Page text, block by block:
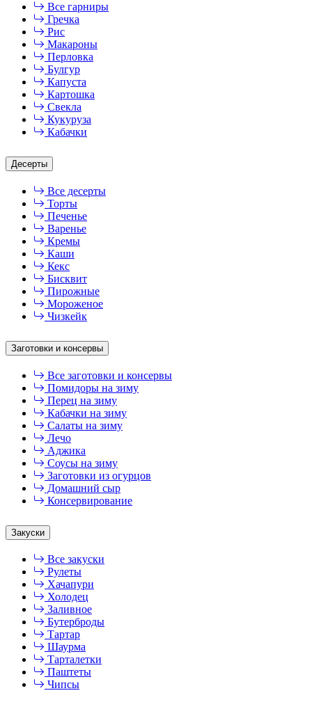
Все гарниры
Гречка
Рис
Макароны
Перловка
Булгур
Капуста
Картошка
Свекла
Кукуруза
Кабачки
Десерты
Все десерты
Торты
Печенье
Варенье
Кремы
Каши
Кекс
Бисквит
Пирожные
Мороженое
Чизкейк
Заготовки и консервы
Все заготовки и консервы
Помидоры на зиму
Перец на зиму
Кабачки на зиму
Салаты на зиму
Лечо
Аджика
Соусы на зиму
Заготовки из огурцов
Домашний сыр
Консервирование
Закуски
Все закуски
Рулеты
Хачапури
Холодец
Заливное
Бутерброды
Тартар
Шаурма
Тарталетки
Паштеты
Чипсы